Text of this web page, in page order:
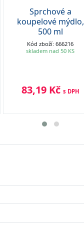
Sprchové a
koupelové mýdlo,
500 ml
Kód zboží: 666216
skladem nad 50 KS
83,19 Kč s DPH